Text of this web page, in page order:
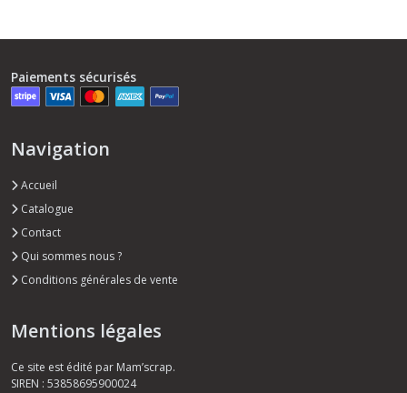
Paiements sécurisés
Navigation
Accueil
Catalogue
Contact
Qui sommes nous ?
Conditions générales de vente
Mentions légales
Ce site est édité par Mam’scrap.
SIREN : 53858695900024